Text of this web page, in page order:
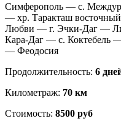
Симферополь — с.
— хр. Таракташ
Любви — г. Эчки-Даг —
Кара-Даг — с. Коктебель
— Феодосия
Продолжительность: 6
Километраж: 70 км
Стоимость: 8500 руб